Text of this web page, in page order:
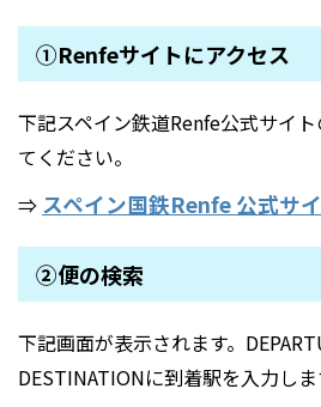
①Renfeサイトにアクセス
下記スペイン鉄道Renfe公式サイ
てください。
⇒ スペイン国鉄Renfe 公式サ
②便の検索
下記画面が表示されます。
DESTINATIONに到着駅を入力しま